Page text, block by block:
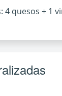
4 quesos + 1